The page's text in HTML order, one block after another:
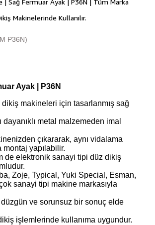
| Sağ Fermuar Ayak | P36N | Tüm Marka
Makinelerinde Kullanılır.
P36N)
Ayak | P36N
makineleri için tasarlanmış sağ
dayanıklı metal malzemeden imal
çıkararak, aynı vidalama
yapılabilir.
de elektronik sanayi tipi düz dikiş
Zoje, Typical, Yuki Special, Esman,
sanayi tipi makine markasıyla
ve sorunsuz bir sonuç elde
işlemlerinde kullanıma uygundur.